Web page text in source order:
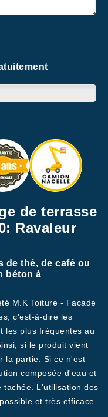
de terrasse
Ravaleur
de thé, de café ou
béton à
M.K Toiture - Facade
c'est-à-dire les
les plus fréquentes au
si le produit vient
la partie. Si ce n'est
composée d'eau et
L'utilisation des
et très efficace.